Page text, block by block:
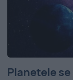
Planetele